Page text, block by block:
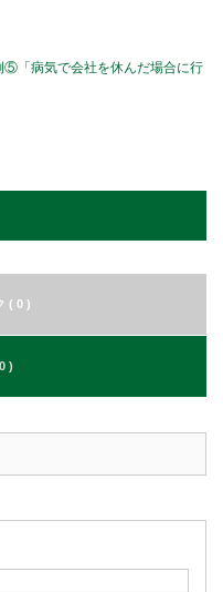
⑤「病気で会社を休んだ場合に行
( 0 )
)